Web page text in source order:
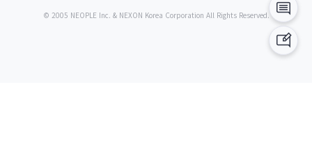
© 2005 NEOPLE Inc. & NEXON Korea Corporation All Rights Reserved.